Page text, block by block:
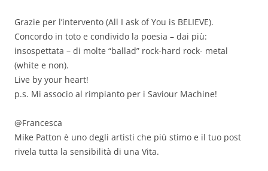
Grazie per l’intervento (All I ask of You is BELIEVE).
Concordo in toto e condivido la poesia – dai più:
insospettata – di molte “ballad” rock-hard rock- metal
(white e non).
Live by your heart!
p.s. Mi associo al rimpianto per i Saviour Machine!
@Francesca
Mike Patton è uno degli artisti che più stimo e il tuo post
rivela tutta la sensibilità di una Vita.